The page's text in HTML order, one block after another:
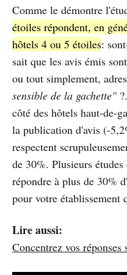
Comme le démontre
étoiles répondent, en
hôtels 4 ou 5 étoiles:
sait que les avis émis
ou tout simplement,
sensible de la gachette"
côté des hôtels haut-de-
la publication d'avis (-
respectent
de 30%. Plusieurs
répondre à plus de 30%
pour votre établissement
Lire aussi:
Concentrez vos